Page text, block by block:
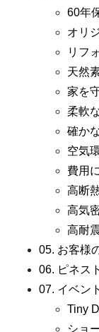
60年
オリ
リフ
天然
家を
柔軟
確か
空気
費用
高断
高気
高耐
05. お客様
06. ピネス
07. イベント
Tiny
ショ